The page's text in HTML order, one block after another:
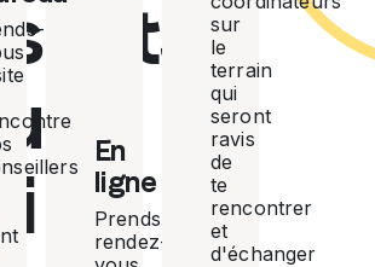
En
ligne
Prends
rendez-
sur
le
terrain
qui
seront
ravis
de
te
rencontrer
et
d'échanger